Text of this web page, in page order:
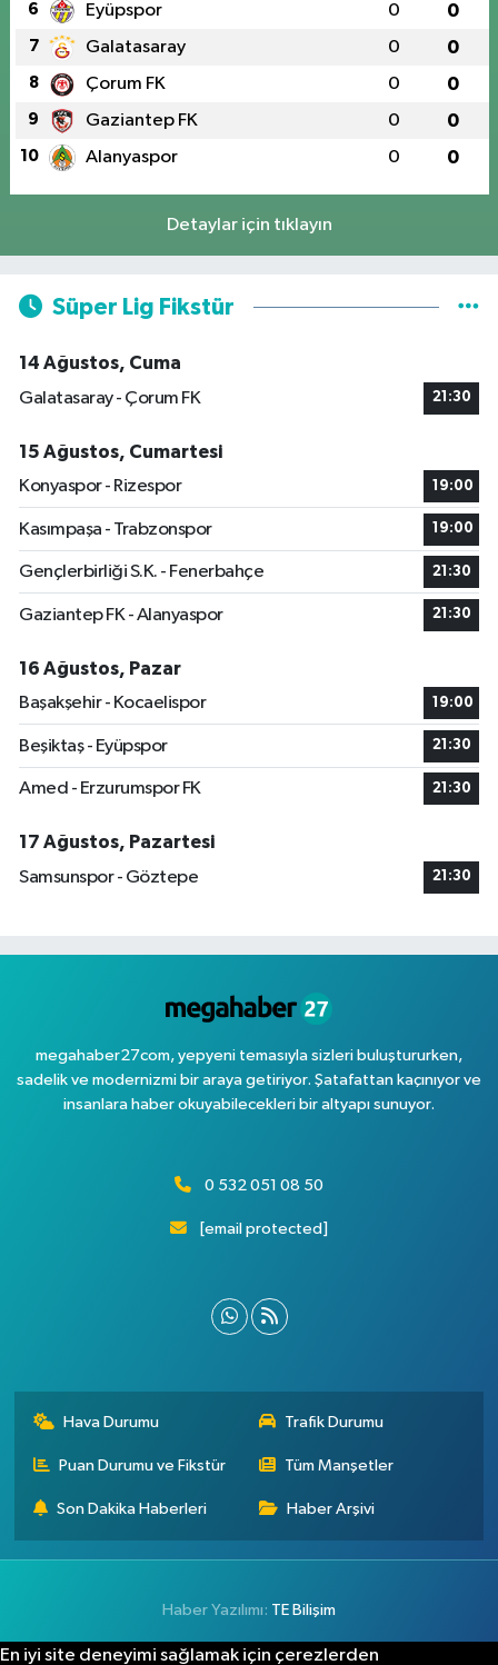
6 Eyüpspor 0 0
7 Galatasaray 0 0
8 Çorum FK 0 0
9 Gaziantep FK 0 0
10 Alanyaspor 0 0
Detaylar için tıklayın
Süper Lig Fikstür
14 Ağustos, Cuma
Galatasaray - Çorum FK
21:30
15 Ağustos, Cumartesi
Konyaspor - Rizespor
19:00
Kasımpaşa - Trabzonspor 19:00
Gençlerbirliği S.K. - Fenerbahçe 21:30
Gaziantep FK - Alanyaspor 21:30
16 Ağustos, Pazar
Başakşehir - Kocaelispor
19:00
Beşiktaş - Eyüpspor 21:30
Amed - Erzurumspor FK 21:30
17 Ağustos, Pazartesi
Samsunspor - Göztepe
21:30
megahaber27com, yepyeni temasıyla sizleri buluştururken,
sadelik ve modernizmi bir araya getiriyor. Şatafattan kaçınıyor ve
insanlara haber okuyabilecekleri bir altyapı sunuyor.
0 532 051 08 50
[email protected]
Hava Durumu Trafik Durumu
Puan Durumu ve Fikstür Tüm Manşetler
Son Dakika Haberleri Haber Arşivi
Haber Yazılımı: TE Bilişim
En iyi site deneyimi sağlamak için çerezlerden